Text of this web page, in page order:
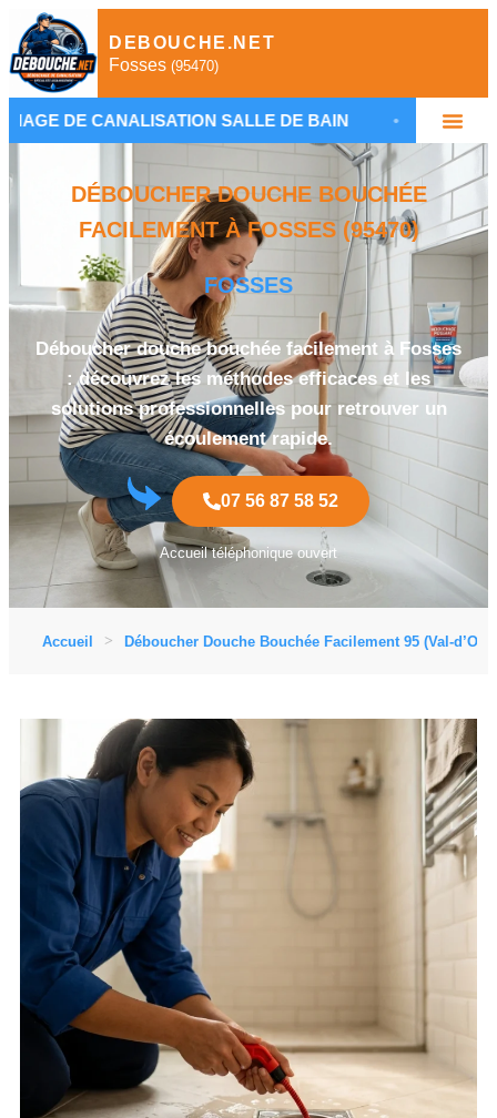
DEBOUCHE.NET
Fosses (95470)
SALLE DE BAIN • PLOMBIER
DÉBOUCHER DOUCHE BOUCHÉE
FACILEMENT À FOSSES (95470)
FOSSES
Déboucher douche bouchée facilement à Fosses
: découvrez les méthodes efficaces et les
solutions professionnelles pour retrouver un
écoulement rapide.
07 56 87 58 52
Accueil téléphonique ouvert
Accueil Déboucher Douche Bouchée Facilement 95 (Val-